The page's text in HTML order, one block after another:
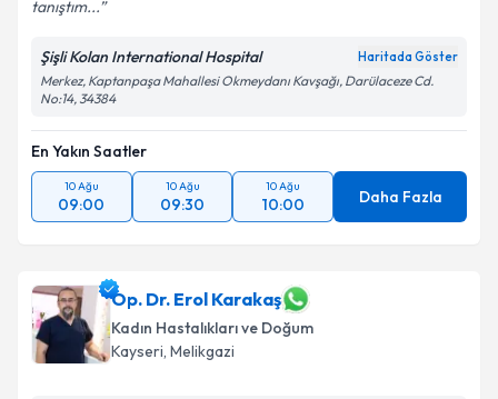
tanıştım...
Şişli Kolan International Hospital Haritada Göster
Merkez, Kaptanpaşa Mahallesi Okmeydanı Kavşağı, Darülaceze Cd.
No:14, 34384
En Yakın Saatler
10 Ağu
09:00
10 Ağu
09:30
10 Ağu
10:00 Daha Fazla
Op. Dr. Erol Karakaş
Kadın Hastalıkları ve Doğum
Kayseri, Melikgazi